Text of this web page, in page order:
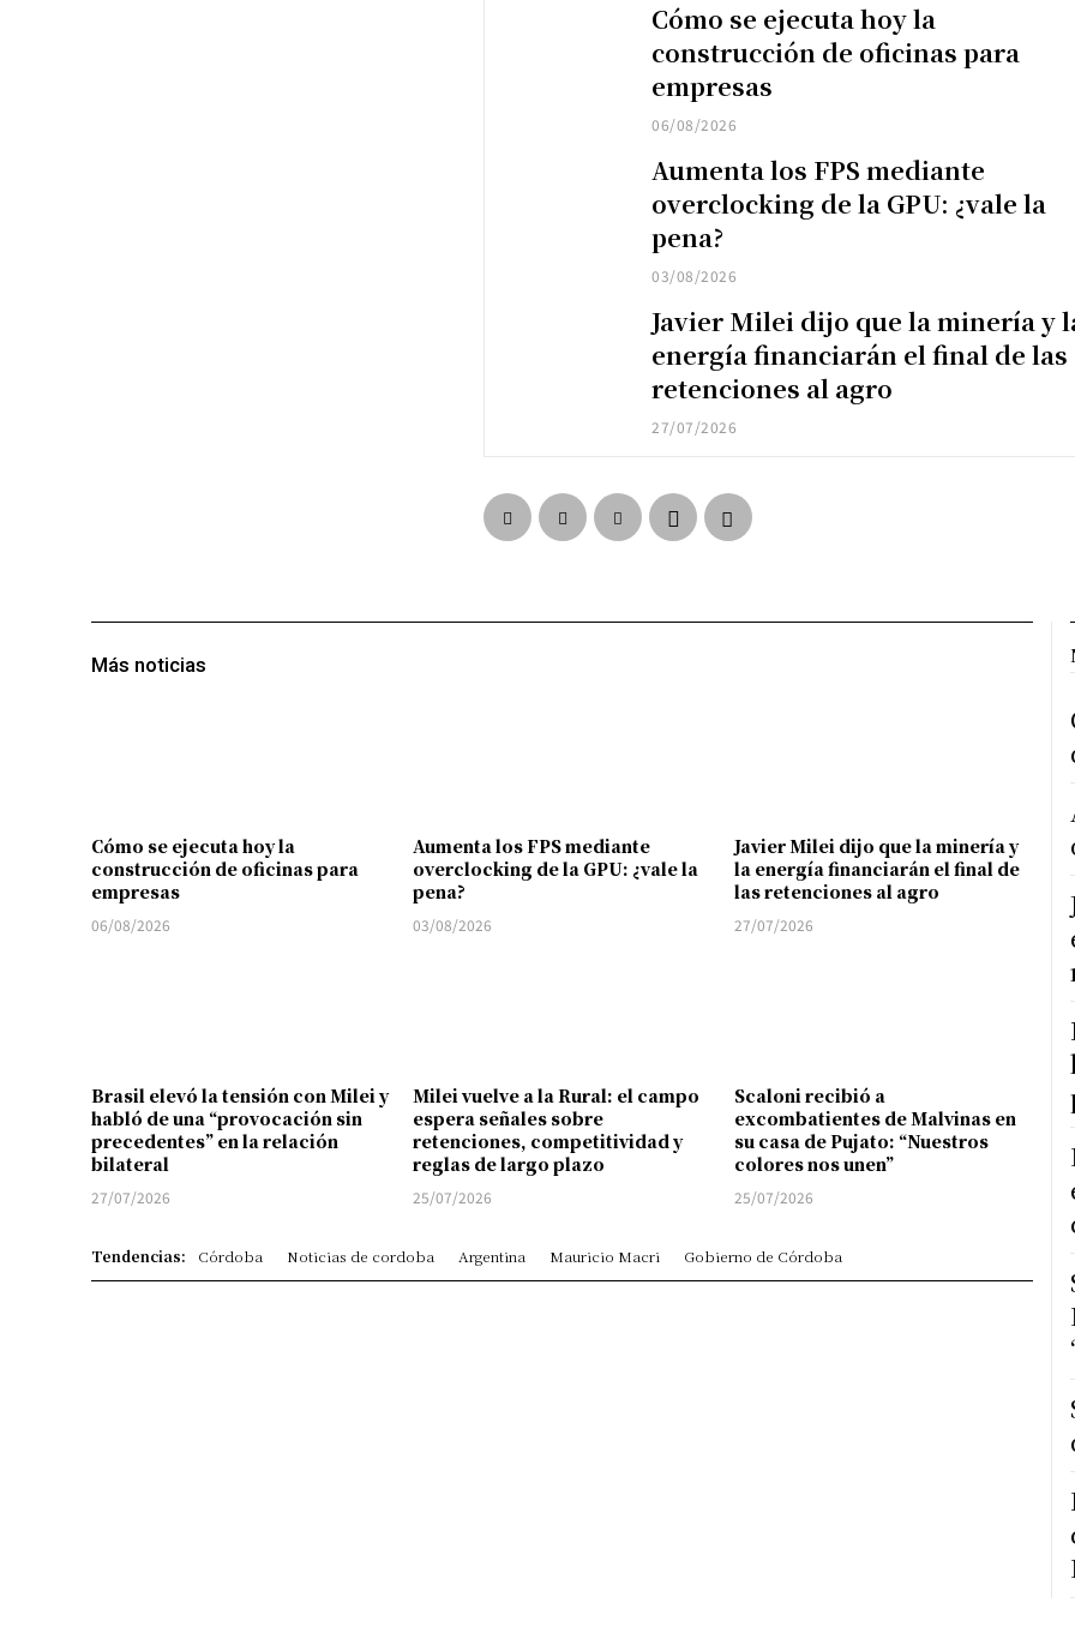
Cómo se ejecuta hoy la
construcción de oficinas para
empresas
06/08/2026
Aumenta los FPS mediante
overclocking de la GPU: ¿vale la
pena?
03/08/2026
Javier Milei dijo que la minería y
energía financiarán el final de las
retenciones al agro
27/07/2026
Más noticias
Cómo se ejecuta hoy la
construcción de oficinas para
empresas
06/08/2026
Aumenta los FPS mediante
overclocking de la GPU: ¿vale la
pena?
03/08/2026
Javier Milei dijo que la minería y
la energía financiarán el final de
las retenciones al agro
27/07/2026
Brasil elevó la tensión con Milei y
habló de una “provocación sin
precedentes” en la relación
bilateral
27/07/2026
Milei vuelve a la Rural: el campo
espera señales sobre
retenciones, competitividad y
reglas de largo plazo
25/07/2026
Scaloni recibió a
excombatientes de Malvinas en
su casa de Pujato: “Nuestros
colores nos unen”
25/07/2026
Tendencias: Córdoba Noticias de cordoba Argentina Mauricio Macri Gobierno de Córdoba